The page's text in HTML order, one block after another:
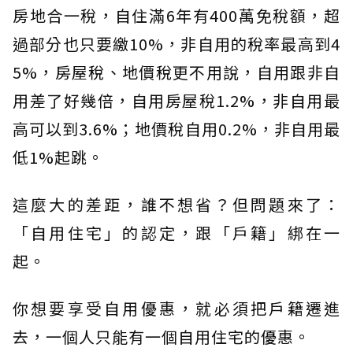
房地合一稅，自住滿6年有400萬免稅額，超
過部分也只要繳10%，非自用的稅率最高到4
5%，房屋稅、地價稅更不用說，自用跟非自
用差了好幾倍，自用房屋稅1.2%，非自用最
高可以到3.6%；地價稅自用0.2%，非自用最
低1%起跳。
這麼大的差距，誰不想省？但問題來了：
「自用住宅」的認定，跟「戶籍」綁在一
起。
你想要享受自用優惠，就必須把戶籍遷進
去，一個人只能有一個自用住宅的優惠。